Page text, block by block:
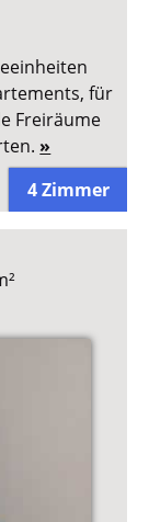
für
Freiräume
»
4 Zimmer